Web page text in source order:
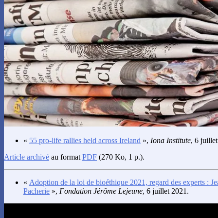
« 55 pro-life rallies held across Ireland », Iona Institute, 6
Article archivé au format PDF (270 Ko, 1 p.).
« Adoption de la loi de bioéthique 2021, regard des experts :
Pacherie », Fondation Jérôme Lejeune, 6 juillet 2021.